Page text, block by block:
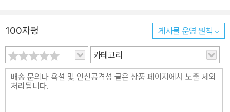
100자평 게시물 운영 원칙
카테고리